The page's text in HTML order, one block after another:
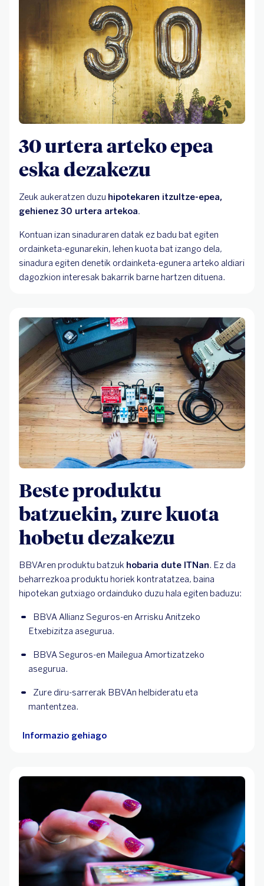
30 urtera arteko epea
eska dezakezu
Zeuk aukeratzen duzu hipotekaren itzultze-epea,
gehienez 30 urtera artekoa.
Kontuan izan sinaduraren datak ez badu bat egiten
ordainketa-egunarekin, lehen kuota bat izango dela,
sinadura egiten denetik ordainketa-egunera arteko aldiari
dagozkion interesak bakarrik barne hartzen dituena.
Beste produktu
batzuekin, zure kuota
hobetu dezakezu
BBVAren produktu batzuk hobaria dute ITNan. Ez da
beharrezkoa produktu horiek kontratatzea, baina
hipotekan gutxiago ordainduko duzu hala egiten baduzu:
BBVA Allianz Seguros-en Arrisku Anitzeko
Etxebizitza asegurua.
BBVA Seguros-en Mailegua Amortizatzeko
asegurua.
Zure diru-sarrerak BBVAn helbideratu eta
mantentzea.
Informazio gehiago